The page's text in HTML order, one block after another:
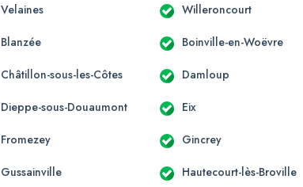
Velaines Willeroncourt
Blanzée Boinville-en-Woëvre
Châtillon-sous-les-Côtes Damloup
Dieppe-sous-Douaumont Eix
Fromezey Gincrey
Gussainville Hautecourt-lès-Broville